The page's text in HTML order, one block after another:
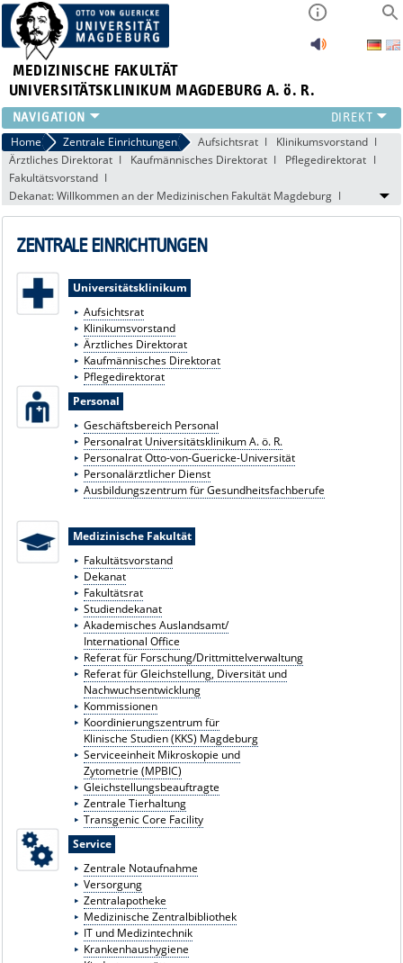
MEDIZINISCHE FAKULTÄT
UNIVERSITÄTSKLINIKUM MAGDEBURG A. ö. R.
INSTITUTE
KLINIKEN
ZENTRALE EINRICHTUNGEN
FORSCHUNG
ÜBER UNS
INTERNATIONAL
INTRANET
Home Zentrale Einrichtungen Aufsichtsrat
Klinikumsvorstand
Ärztliches Direktorat
Kaufmännisches Direktorat
Pflegedirektorat
Fakultätsvorstand
Dekanat: Willkommen an der Medizinischen Fakultät Magdeburg
ZENTRALE EINRICHTUNGEN
Universitätsklinikum
Aufsichtsrat
Klinikumsvorstand
Ärztliches Direktorat
Kaufmännisches Direktorat
Pflegedirektorat
Personal
Geschäftsbereich Personal
Personalrat Universitätsklinikum A. ö. R.
Personalrat Otto-von-Guericke-Universität
Personalärztlicher Dienst
Ausbildungszentrum für Gesundheitsfachberufe
Medizinische Fakultät
Fakultätsvorstand
Dekanat
Fakultätsrat
Studiendekanat
Akademisches Auslandsamt/
International Office
Referat für Forschung/Drittmittelverwaltung
Referat für Gleichstellung, Diversität und
Nachwuchsentwicklung
Kommissionen
Koordinierungszentrum für
Klinische Studien (KKS) Magdeburg
Serviceeinheit Mikroskopie und
Zytometrie (MPBIC)
Gleichstellungsbeauftragte
Zentrale Tierhaltung
Transgenic Core Facility
Service
Zentrale Notaufnahme
Versorgung
Zentralapotheke
Medizinische Zentralbibliothek
IT und Medizintechnik
Krankenhaushygiene